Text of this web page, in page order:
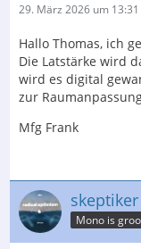
29. März 2026 um 13:31
Hallo Thomas, ich
Die Latstärke wird
wird es digital
zur
Mfg Frank
skeptiker
Mono is